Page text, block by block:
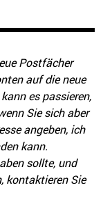
Postfächer
auf die neue
es passieren,
Sie sich aber
angeben, ich
kann.
sollte, und
kontaktieren Sie